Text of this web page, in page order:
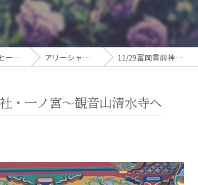
群馬のスピリチュアルヒーリングサロンなら実績多数の☆Twin Star☆ アリーシャのスピリチュアルブログ 11/29冨岡貫前神社・一ノ宮〜観音山清水寺へ
・一ノ宮〜観音山清水寺へ